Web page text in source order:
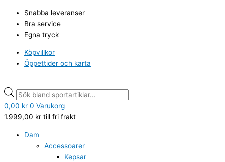
innehåll
Snabba leveranser
Bra service
Egna tryck
Köpvillkor
Öppettider och karta
search
0,00 kr 0 Varukorg
1.999,00 kr till fri frakt
Dam
Accessoarer
Kepsar
search
Easy
broddar
mängd